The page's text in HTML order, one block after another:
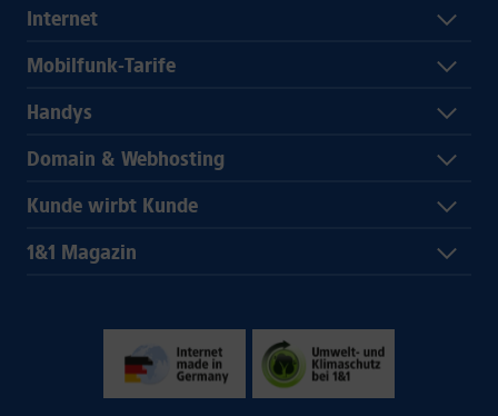
Internet
Mobilfunk-Tarife
Handys
Domain & Webhosting
Kunde wirbt Kunde
1&1 Magazin